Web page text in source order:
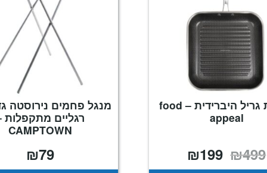
מחבת גריל היברידית – food
appeal
₪499 המחיר
המקורי
היה:
₪199
הוא:
מנגל פחמים נירוסטה
רגליים מתקפלות
CAMPTOWN
₪79